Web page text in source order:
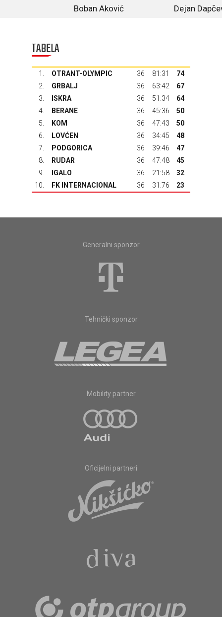
Boban Aković
Dejan
TABELA
1. OTRANT-OLYMPIC 36 81:31
74
2.
GRBALJ 36 63:42
67
3.
ISKRA 36 51:34
64
4.
BERANE 36 45:36
50
5.
KOM 36 47:43
50
6.
LOVĆEN 36 34:45
48
7.
PODGORICA 36 39:46
47
8.
RUDAR 36 47:48
45
9.
IGALO 36 21:58
32
10.
FK INTERNACIONAL 36 31:76 23
Generalni sponzor
Tehnički sponzor
Mobility partner
Oficijelni partneri